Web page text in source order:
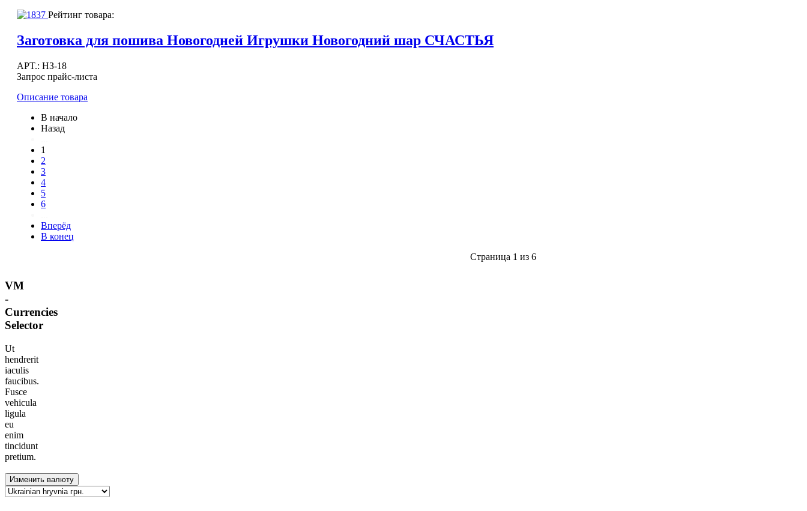
Рейтинг товара:
Заготовка для пошива Новогодней Игрушки Новогодний шар СЧАСТЬЯ
APT.: НЗ-18
Запрос прайс-листа
Описание товара
В начало
Назад
1
2
3
4
5
6
Вперёд
В конец
Страница 1 из 6
VM
-
Currencies
Selector
Ut
hendrerit
iaculis
faucibus.
Fusce
vehicula
ligula
eu
enim
tincidunt
pretium.